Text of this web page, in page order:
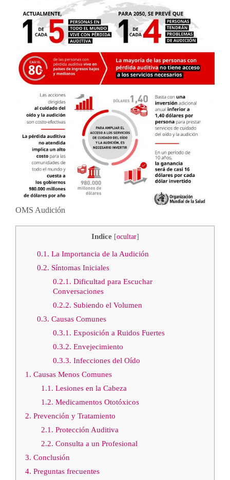
OMS Audición
Indice [ocultar]
0.1. La Importancia de la Audición
0.2. Síntomas Iniciales
0.2.1. Dificultad para Escuchar
Conversaciones
0.2.2. Subiendo el Volumen
0.3. Causas Comunes
0.3.1. Exposición a Ruidos Fuertes
0.3.2. Envejecimiento
0.3.3. Infecciones del Oído
1. Causas Menos Comunes
1.1. Lesiones en la Cabeza
1.2. Medicamentos Ototóxicos
2. Prevención y Tratamiento
2.1. Protección Auditiva
2.2. Consulta a un Profesional
3. Conclusión
4. Preguntas frecuentes